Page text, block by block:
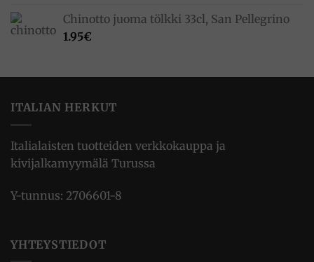
Chinotto juoma tölkki 33cl, San Pellegrino
1.95€
ITALIAN HERKUT
Italialaisten tuotteiden verkkokauppa ja
kivijalkamyymälä Turussa
Y-tunnus: 2706601-8
YHTEYSTIEDOT